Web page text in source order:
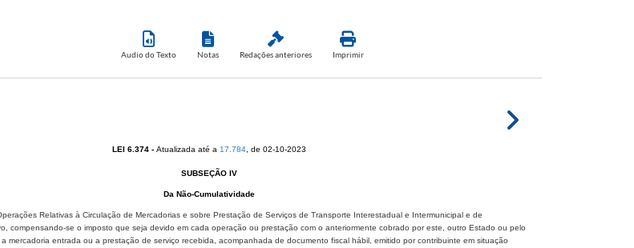
Audio do Texto Notas Redações anteriores Imprimir
LEI 6.374 - Atualizada até a 17.784 ​, de 02-10-2023
SUBSEÇÃO IV
Da Não-Cumulatividade
Relativas à Circulação de Mercadorias e sobre Prestação de Serviços de Transporte Interestadual e Intermunicipal e de
compensando-se o imposto que seja devido em cada operação ou prestação com o anteriormente cobrado por este, outro Estado ou pelo
mercadoria entrada ou a prestação de serviço recebida, acompanhada de documento fiscal hábil, emitido por contribuinte em situação